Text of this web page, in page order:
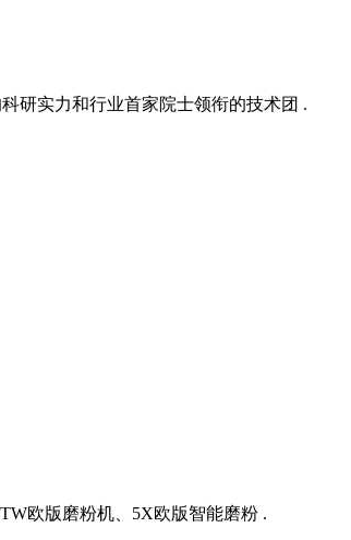
研实力和行业首家院士领衔的技术团 .
欧版磨粉机、5X欧版智能磨粉 .